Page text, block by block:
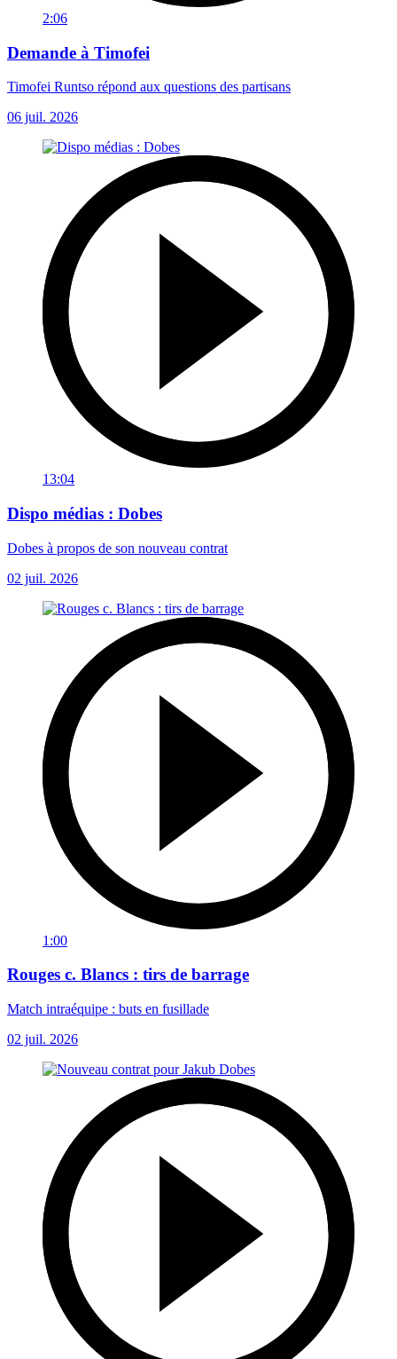
2:06
Demande à Timofei
Timofei Runtso répond aux questions des partisans
06 juil. 2026
13:04
Dispo médias : Dobes
Dobes à propos de son nouveau contrat
02 juil. 2026
1:00
Rouges c. Blancs : tirs de barrage
Match intraéquipe : buts en fusillade
02 juil. 2026